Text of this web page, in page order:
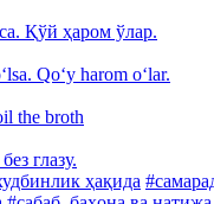
Қўй ҳаром ўлар.
Qo‘y harom o‘lar.
the broth
глазу.
ҳақида